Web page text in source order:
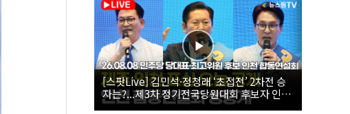
[스팟Live] 김민석·정청래 ‘초접전’ 2차전 승
자는?...제3차 정기전국당원대회 후보자 인천
합동연설회 생중계 | 26.08.08